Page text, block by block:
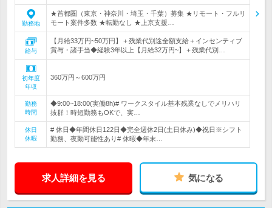
勤務地
★首都圏（東京・神奈川・埼玉・千葉）募集 ★リモート・フルリ
モート案件多数 ★転勤なし ★上京支援…
給与
【月給33万円~50万円】＋残業代別途全額支給＋インセンティブ
賞与・諸手当◆経験3年以上【月給32万円~】＋残業代別…
初年度
年収
360万円～600万円
勤務
時間
◆9:00~18:00(実働8h)# ワークスタイル基本残業なしでメリハリ
抜群！時短勤務もOKで、実…
休日
休暇
# 休日◆年間休日122日◆完全週休2日(土日休み)◆祝日※シフト
勤務、夜勤可能性あり# 休暇◆年末…
求人詳細を見る 気になる